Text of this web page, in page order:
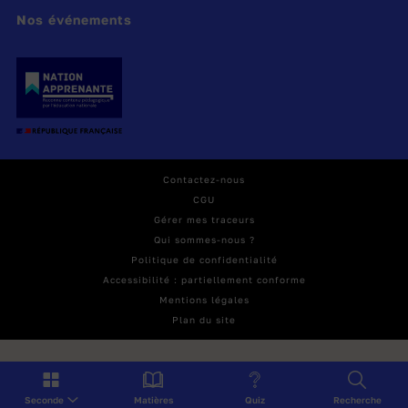
Seconde Matières Quiz Recherche
Modifié le 01/09/25
Nos événements
Contactez-nous
CGU
Gérer mes traceurs
Qui sommes-nous ?
Politique de confidentialité
Accessibilité : partiellement conforme
Mentions légales
Plan du site